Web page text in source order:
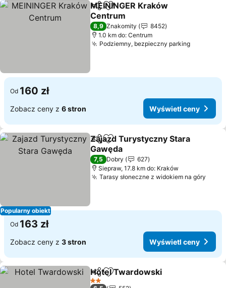
Udostępnij
Dodaj do ulubionych
MEININGER Kraków
Centrum
Wyświetl ceny
8,9 Znakomity
8452
1.0 km do: Centrum
Podziemny, bezpieczny parking
Od 160 zł
Zobacz ceny z 6 stron Wyświetl ceny
Popularny obiekt
Udostępnij
Dodaj do ulubionych
Zajazd Turystyczny Stara
Gawęda
Wyświetl ceny
7,5 Dobry
627
Siepraw, 17.8 km do: Kraków
Tarasy słoneczne z widokiem na góry
Od 163 zł
Zobacz ceny z 3 stron Wyświetl ceny
Udostępnij
Dodaj do ulubionych
Hotel Twardowski
2 Kategoria